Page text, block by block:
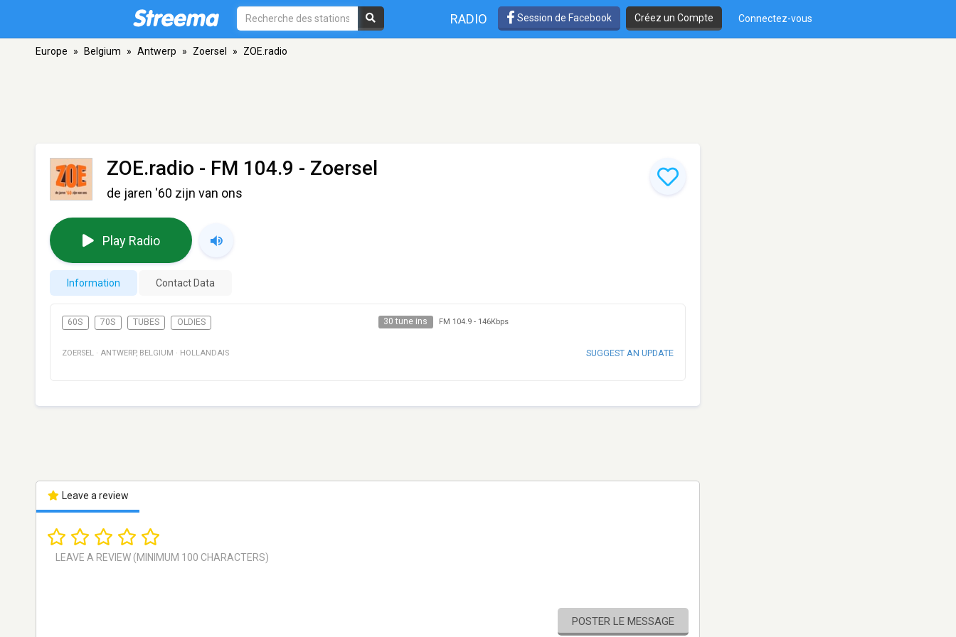
RADIO Session de Facebook Créez un Compte Connectez-vous
Europe » Belgium » Antwerp » Zoersel » ZOE.radio
ZOE.radio - FM 104.9 - Zoersel
de jaren '60 zijn van ons
Play Radio
Information Contact Data
60S 70S TUBES OLDIES 30 tune ins FM 104.9- 146Kbps
ZOERSEL · ANTWERP, BELGIUM · HOLLANDAIS SUGGEST AN UPDATE
Leave a review
POSTER LE MESSAGE